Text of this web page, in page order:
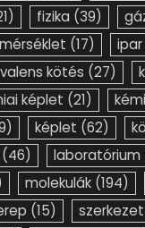
fizika (39)
(17) ipar
kötés (27)
képlet (21)
képlet (62)
(46) laboratórium
molekulák (194)
(15) szerkezet